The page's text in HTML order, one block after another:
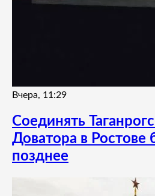
Вчера, 11:29
Соединять
Доватора в Ростове
позднее